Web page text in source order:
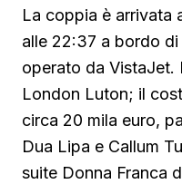
La coppia è arrivata
alle 22:37 a bordo
operato da VistaJet.
London Luton; il
circa 20 mila euro,
Dua Lipa e Callum
suite Donna Franca